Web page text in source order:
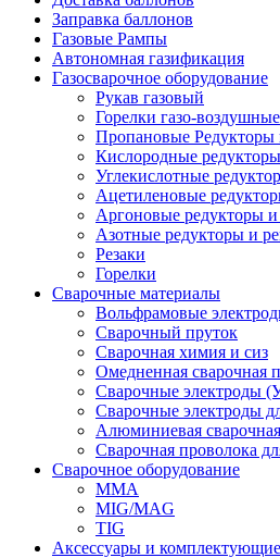
Заправка баллонов
Газовые Рампы
Автономная газификация
Газосварочное оборудование
Рукав газовый
Горелки газо-воздушные
Пропановые Редукторы
Кислородные
Углекислотные
Ацетиленовые
Аргоновые редукторы и
Азотные редукторы и
Резаки
Горелки
Сварочные материалы
Вольфрамовые
Сварочный пруток
Сварочная химия и сиз
Омедненная сварочная
Сварочные электроды
Сварочные электроды
Алюминиевая
Сварочная проволока
Сварочное оборудование
MMA
MIG/MAG
TIG
Аксессуары и